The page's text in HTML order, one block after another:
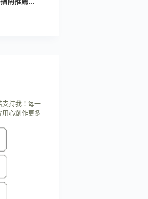
南推薦美
支持我！每一
用心創作更多